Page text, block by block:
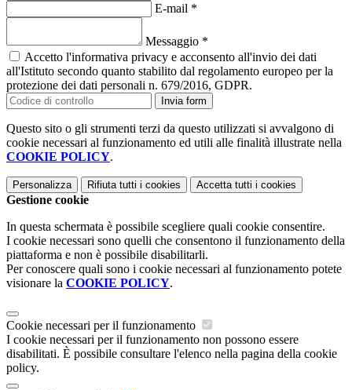
E-mail *
Messaggio *
Accetto l'informativa privacy e acconsento all'invio dei dati
all'Istituto secondo quanto stabilito dal regolamento europeo per la
protezione dei dati personali n. 679/2016, GDPR.
Invia form
Questo sito o gli strumenti terzi da questo utilizzati si avvalgono di
cookie necessari al funzionamento ed utili alle finalità illustrate nella
COOKIE POLICY.
Personalizza Rifiuta tutti i cookies Accetta tutti i cookies
Gestione cookie
In questa schermata è possibile scegliere quali cookie consentire.
I cookie necessari sono quelli che consentono il funzionamento della
piattaforma e non è possibile disabilitarli.
Per conoscere quali sono i cookie necessari al funzionamento potete
visionare la COOKIE POLICY.
Cookie necessari per il funzionamento
I cookie necessari per il funzionamento non possono essere
disabilitati. È possibile consultare l'elenco nella pagina della cookie
policy.